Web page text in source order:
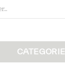
CATEGORIE